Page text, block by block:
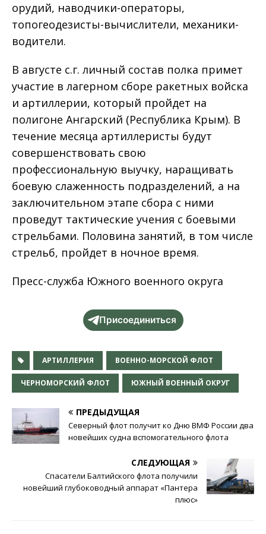
орудий, наводчики-операторы,
топогеодезисты-вычислители, механики-
водители.
В августе с.г. личный состав полка примет
участие в лагерном сборе ракетных войска
и артиллерии, который пройдет на
полигоне Ангарский (Республика Крым). В
течение месяца артиллеристы будут
совершенствовать свою
профессиональную выучку, наращивать
боевую слаженность подразделений, а на
заключительном этапе сбора с ними
проведут тактические учения с боевыми
стрельбами. Половина занятий, в том числе
стрельб, пройдет в ночное время.
Пресс-служба Южного военного округа
Присоединиться
АРТИЛЛЕРИЯ ВОЕННО-МОРСКОЙ ФЛОТ
ЧЕРНОМОРСКИЙ ФЛОТ ЮЖНЫЙ ВОЕННЫЙ ОКРУГ
ПРЕДЫДУЩАЯ
Северный флот получит ко Дню ВМФ России два
новейших судна вспомогательного флота
СЛЕДУЮЩАЯ
Спасатели Балтийского флота получили
новейший глубоководный аппарат «Пантера
плюс»